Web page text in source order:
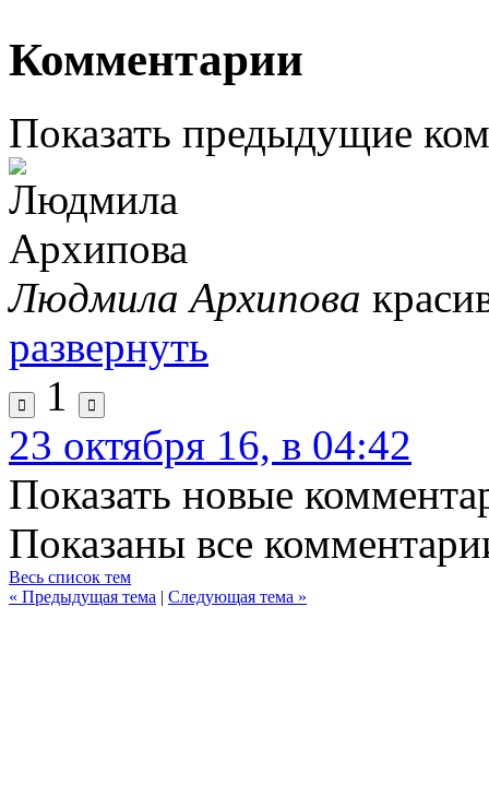
Комментарии
Показать предыдущие
Людмила Архипова
развернуть
1
23 октября 16, в 04:42
Показать новые
Показаны все
Весь список тем
« Предыдущая тема | Следующая тема »